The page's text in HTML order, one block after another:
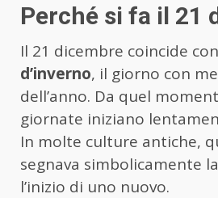
Perché si fa il 21
Il 21 dicembre coincide
d’inverno, il giorno con
dell’anno. Da quel
giornate iniziano
In molte culture antiche,
segnava simbolicamente
l’inizio di uno nuovo.